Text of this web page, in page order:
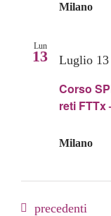
Milano
Lun
13
Corso
reti FTTx
Luglio
Milano
Eventi
precedenti